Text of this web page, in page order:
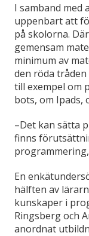
I samband med
uppenbart att
på skolorna.
gemensam
minimum av
den röda
till exempel om
bots, om Ipads,
–Det kan sätta
finns
En
hälften av
kunskaper i
Ringsberg och
anordnat